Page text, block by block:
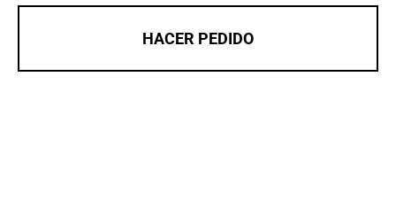
HACER PEDIDO